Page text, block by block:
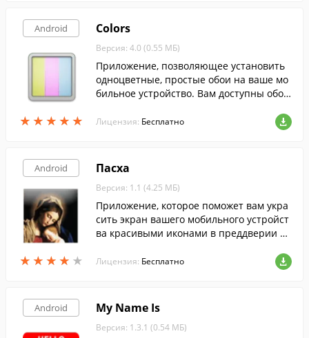
Android
★ ★ ★ ★ ★
★ ★ ★ ★ ★
Colors
Версия: 4.0 (0.55 МБ)
Приложение, позволяющее установить
одноцветные, простые обои на ваше мо
бильное устройство. Вам доступны обои
и сочные розовые или кислотно-зелены
Лицензия: Бесплатно
Android
★ ★ ★ ★ ★
★ ★ ★ ★ ★
Пасха
Версия: 1.1 (4.25 МБ)
Приложение, которое поможет вам укра
сить экран вашего мобильного устройст
ва красивыми иконами в преддверии па
Лицензия: Бесплатно
Android My Name Is
Версия: 1.3.1 (0.54 МБ)